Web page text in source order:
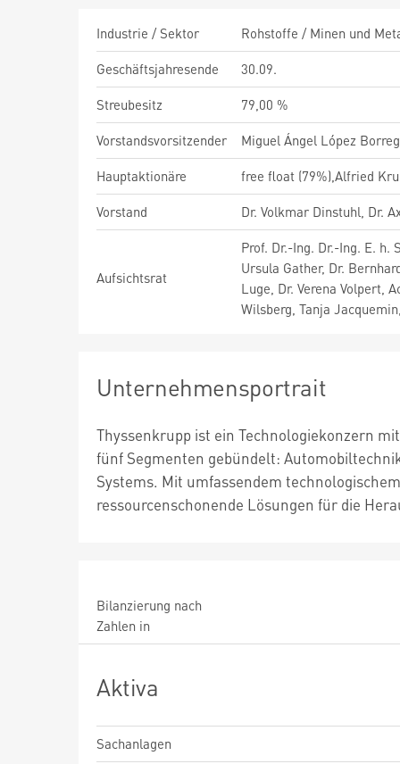
Industrie / Sektor
Rohstoffe / Minen und
Geschäftsjahresende
30.09.
Streubesitz
79,00 %
Vorstandsvorsitzender
Miguel Ángel López
Hauptaktionäre
free float (79%),Alfried
Vorstand
Dr. Volkmar Dinstuhl, Dr.
Aufsichtsrat
Prof. Dr.-Ing. Dr.-Ing. E.
Ursula Gather, Dr.
Luge, Dr. Verena Volpert,
Wilsberg, Tanja
Unternehmensportrait
Thyssenkrupp ist ein Technologiekonzern
fünf Segmenten gebündelt:
Systems. Mit umfassendem
ressourcenschonende Lösungen für die
Bilanzierung nach
Zahlen in
Aktiva
Sachanlagen